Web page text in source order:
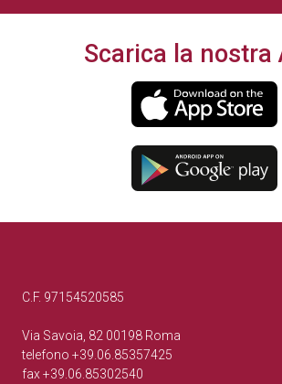
Scarica la nostra
C.F. 97154520585
Via Savoia, 82 00198 Roma
telefono +39.06.85357425
fax +39.06.85302540